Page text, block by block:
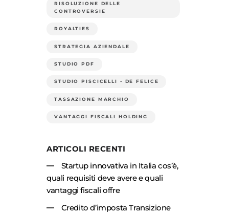
RISOLUZIONE DELLE
CONTROVERSIE
ROYALTIES
STRATEGIA AZIENDALE
STUDIO PDF
STUDIO PISCICELLI - DE FELICE
TASSAZIONE MARCHIO
VANTAGGI FISCALI HOLDING
ARTICOLI RECENTI
Startup innovativa in Italia cos’è,
quali requisiti deve avere e quali
vantaggi fiscali offre
Credito d’imposta Transizione